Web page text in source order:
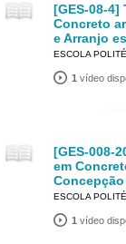
[GES-08-4]
Concreto
e Arranjo
ESCOLA
1 vídeo
[GES-008-
em
ESCOLA
1 vídeo